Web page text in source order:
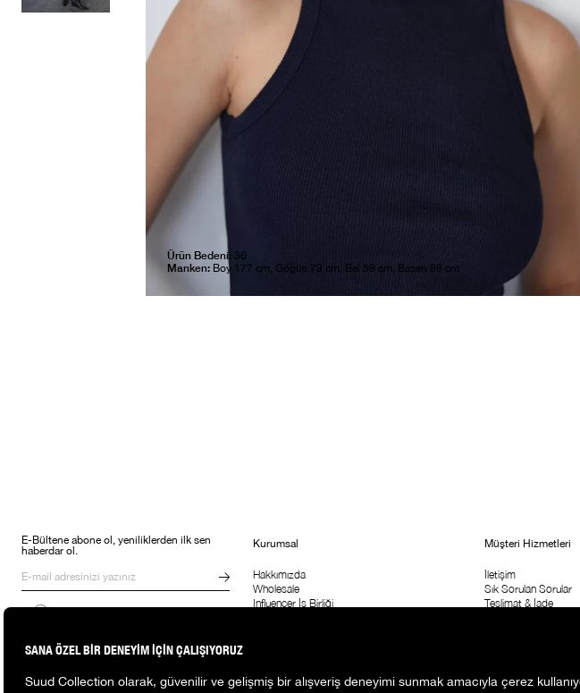
Ürün Bedeni: 36
Manken: Boy 177 cm, Göğüs 79 cm, Bel 59 cm, Basen 89 cm
E-Bültene abone ol, yeniliklerden ilk sen
haberdar ol.
Kampanyalar, ürünler ve değişiklikler
sözleşmesine buradan ulaşabilirsin
Kurumsal
Hakkımızda
Wholesale
Influencer İş Birliği
Müşteri Hizmetleri
İletişim
Sık Sorulan Sorular
Teslimat & İade